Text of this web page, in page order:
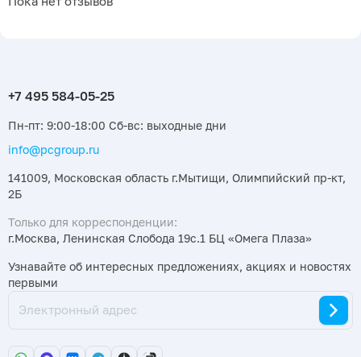
Пн-пт: 9:00-18:00 Сб-вс: выходные дни
info@pcgroup.ru
141009, Московская область г.Мытищи, Олимпийский пр-кт,
2Б
Только для корреспонденции:
г.Москва, Ленинская Слобода 19с.1 БЦ «Омега Плаза»
Узнавайте об интересных предложениях, акциях и новостях
первыми